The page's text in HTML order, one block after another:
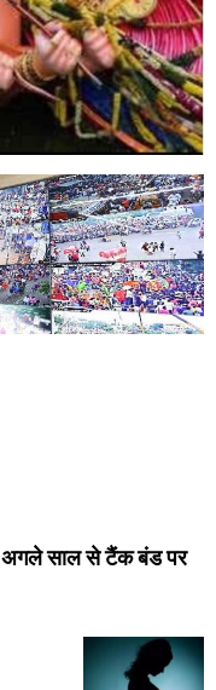
अगले साल से टैंक बंड पर